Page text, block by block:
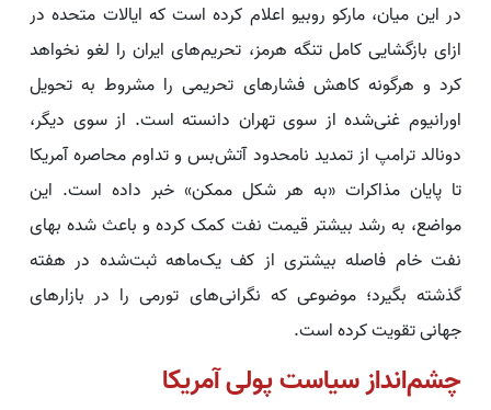
در این میان، مارکو روبیو اعلام کرده است که ایالات متحده در
ازای بازگشایی کامل تنگه هرمز، تحریم‌های ایران را لغو نخواهد
کرد و هرگونه کاهش فشارهای تحریمی را مشروط به تحویل
اورانیوم غنی‌شده از سوی تهران دانسته است. از سوی دیگر،
دونالد ترامپ از تمدید نامحدود آتش‌بس و تداوم محاصره آمریکا
تا پایان مذاکرات «به هر شکل ممکن» خبر داده است. این
مواضع، به رشد بیشتر قیمت نفت کمک کرده و باعث شده بهای
نفت خام فاصله بیشتری از کف یک‌ماهه ثبت‌شده در هفته
گذشته بگیرد؛ موضوعی که نگرانی‌های تورمی را در بازارهای
جهانی تقویت کرده است.
چشم‌انداز سیاست پولی آمریکا